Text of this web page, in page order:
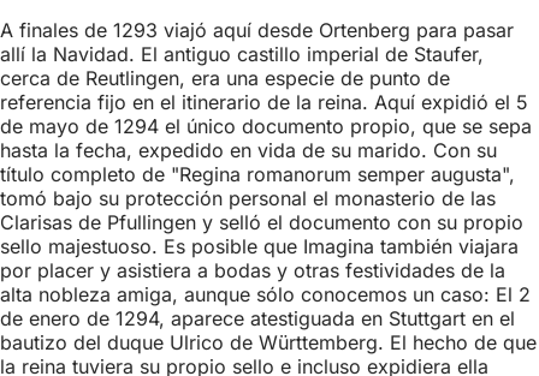
A finales de 1293 viajó aquí desde Ortenberg para pasar
allí la Navidad. El antiguo castillo imperial de Staufer,
cerca de Reutlingen, era una especie de punto de
referencia fijo en el itinerario de la reina. Aquí expidió el 5
de mayo de 1294 el único documento propio, que se sepa
hasta la fecha, expedido en vida de su marido. Con su
título completo de "Regina romanorum semper augusta",
tomó bajo su protección personal el monasterio de las
Clarisas de Pfullingen y selló el documento con su propio
sello majestuoso. Es posible que Imagina también viajara
por placer y asistiera a bodas y otras festividades de la
alta nobleza amiga, aunque sólo conocemos un caso: El 2
de enero de 1294, aparece atestiguada en Stuttgart en el
bautizo del duque Ulrico de Württemberg. El hecho de que
la reina tuviera su propio sello e incluso expidiera ella